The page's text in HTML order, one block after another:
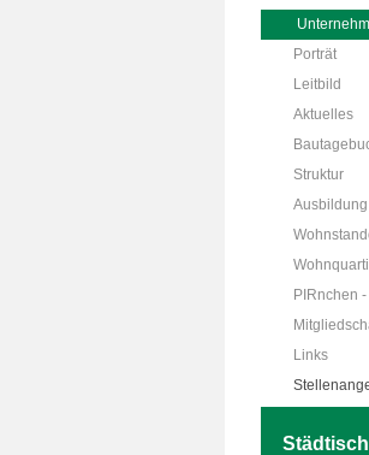
Porträt
Leitbild
Aktuelles
Struktur
PIRnchen
Links